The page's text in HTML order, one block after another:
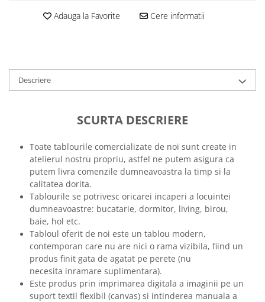
Tricouri ski
Tricouri cadou 20 ani
Tricouri cadou 30 ani
Tricouri cadou 50 ani
Tricouri motociclisti
Tricouri motociclisti
Tricouri enduro
Tricouri offroad
Tricouri biciclisti
Tricouri biciclisti
Tricouri biciclisti MTB
Tricouri biciclisti BMX
Tricouri biciclisti downhill
Tricouri skateboard
Adauga la Favorite Cere informatii
Descriere
SCURTA DESCRIERE
Toate tablourile comercializate de noi sunt create in
atelierul nostru propriu, astfel ne putem asigura ca
putem livra comenzile dumneavoastra la timp si la
calitatea dorita.
Tablourile se potrivesc oricarei incaperi a locuintei
dumneavoastre: bucatarie, dormitor, living, birou,
baie, hol etc.
Tabloul oferit de noi este un tablou modern,
contemporan care nu are nici o rama vizibila, fiind un
produs finit gata de agatat pe perete (nu
necesita inramare suplimentara).
Este produs prin imprimarea digitala a imaginii pe un
suport textil flexibil (canvas) si intinderea manuala a